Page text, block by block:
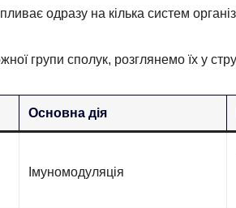
одразу на кілька систем
групи сполук, розглянемо їх у
Основна дія
Імуномодуляція